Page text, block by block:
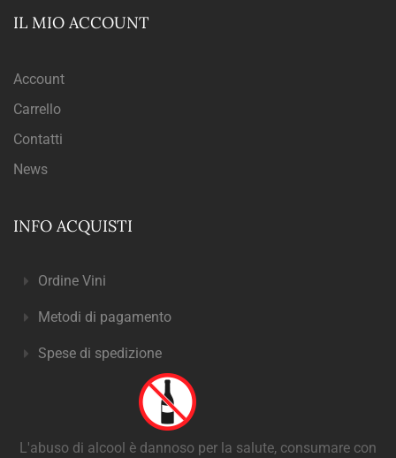
IL MIO ACCOUNT
Account
Carrello
Contatti
News
INFO ACQUISTI
Ordine Vini
Metodi di pagamento
Spese di spedizione
L'abuso di alcool è dannoso per la salute, consumare con